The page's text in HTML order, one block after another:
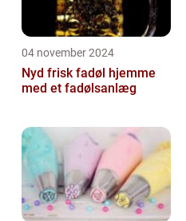
04 november 2024
Nyd frisk fadøl hjemme
med et fadølsanlæg